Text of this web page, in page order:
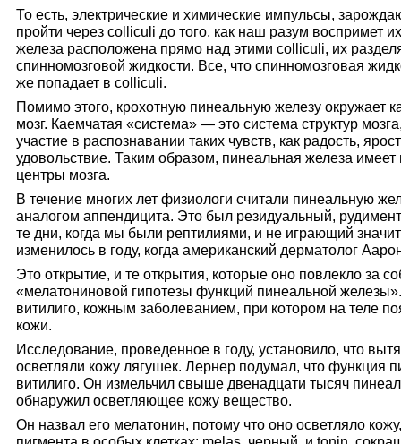
То есть, электрические и химические импульсы,
пройти через colliculi до того, как наш разум воспримет
железа расположена прямо над этими colliculi, их
спинномозговой жидкости. Все, что спинномозговая
же попадает в colliculi.
Помимо этого, крохотную пинеальную железу окружает
мозг. Каемчатая «система» — это система структур
участие в распознавании таких чувств, как радость,
удовольствие. Таким образом, пинеальная железа
центры мозга.
В течение многих лет физиологи считали пинеальную
аналогом аппендицита. Это был резидуальный,
те дни, когда мы были рептилиями, и не играющий
изменилось в году, когда американский дерматолог
Это открытие, и те открытия, которые оно повлекло за
«мелатониновой гипотезы функций пинеальной
витилиго, кожным заболеванием, при котором на теле
кожи.
Исследование, проведенное в году, установило, что
осветляли кожу лягушек. Лернер подумал, что функция
витилиго. Он измельчил свыше двенадцати тысяч
обнаружил осветляющее кожу вещество.
Он назвал его мелатонин, потому что оно осветляло